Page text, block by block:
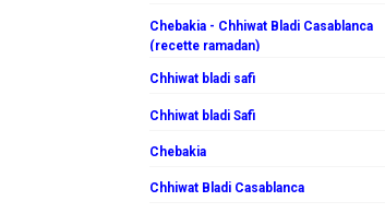
Chebakia - Chhiwat Bladi Casablanca
(recette ramadan)
Chhiwat bladi safi
Chhiwat bladi Safi
Chebakia
Chhiwat Bladi Casablanca